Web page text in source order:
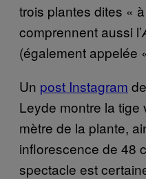
trois plantes dites «
comprennent aussi l’
(également appelée
Un post Instagram
Leyde montre la
mètre de la plante,
inflorescence de 48
spectacle est